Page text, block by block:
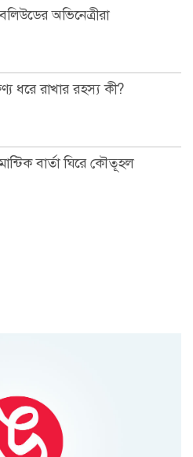
অভিনেত্রীরা
ধরে রাখার রহস্য কী?
বার্তা ঘিরে কৌতূহল